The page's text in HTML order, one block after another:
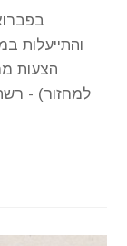
והתייעלות
הצעות
למחזור) -